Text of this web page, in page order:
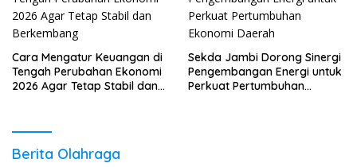
Cara Mengatur Keuangan di
Tengah Perubahan Ekonomi
2026 Agar Tetap Stabil dan
Sekda Jambi Dorong Sinergi
Pengembangan Energi untuk
Perkuat Pertumbuhan
Berita Olahraga